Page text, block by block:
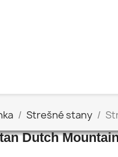
Strešné stany
Dutch